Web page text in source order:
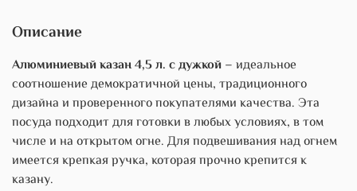
Описание
Алюминиевый казан 4,5 л. с дужкой – идеальное
соотношение демократичной цены, традиционного
дизайна и проверенного покупателями качества. Эта
посуда подходит для готовки в любых условиях, в том
числе и на открытом огне. Для подвешивания над огнем
имеется крепкая ручка, которая прочно крепится к
казану.